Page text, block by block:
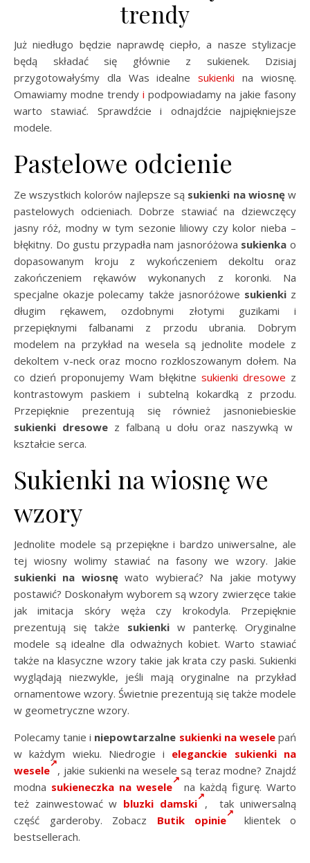
trendy
Już niedługo będzie naprawdę ciepło, a nasze stylizacje
będą składać się głównie z sukienek. Dzisiaj
przygotowałyśmy dla Was idealnesukienki na wiosnę.
Omawiamy modne trendy i podpowiadamy na jakie fasony
warto stawiać. Sprawdźcie i odnajdźcie najpiękniejsze
modele.
Pastelowe odcienie
Ze wszystkich kolorów najlepsze są sukienki na wiosnęw
pastelowych odcieniach. Dobrze stawiać na dziewczęcy
jasny róż, modny w tym sezonie liliowy czy kolor nieba –
błękitny. Do gustu przypadła nam jasnoróżowa sukienka o
dopasowanym kroju z wykończeniem dekoltu oraz
zakończeniem rękawów wykonanych z koronki. Na
specjalne okazje polecamy także jasnoróżowe sukienkiz
długim rękawem, ozdobnymi złotymi guzikami i
przepięknymi falbanami z przodu ubrania. Dobrym
modelem na przykład na wesela są jednolite modele z
dekoltem v-neck oraz mocno rozkloszowanym dołem. Na
co dzień proponujemy Wam błękitne sukienki dresowe z
kontrastowym paskiem i subtelną kokardką z przodu.
Przepięknie prezentują się również jasnoniebieskie
sukienki dresowez falbaną u dołu oraz naszywką w
kształcie serca.
Sukienki na wiosnę we
wzory
Jednolite modele są przepiękne i bardzo uniwersalne, ale
tej wiosny wolimy stawiać na fasony we wzory. Jakie
sukienki na wiosnęwato wybierać? Na jakie motywy
postawić? Doskonałym wyborem są wzory zwierzęce takie
jak imitacja skóry węża czy krokodyla. Przepięknie
prezentują się także sukienki w panterkę. Oryginalne
modele są idealne dla odważnych kobiet. Warto stawiać
także na klasyczne wzory takie jak krata czy paski. Sukienki
wyglądają niezwykle, jeśli mają oryginalne na przykład
ornamentowe wzory. Świetnie prezentują się także modele
w geometryczne wzory.
Polecamy tanie i niepowtarzalne sukienki na weselepań
w każdym wieku. Niedrogie i eleganckie sukienki na
wesele , jakie sukienki na wesele są teraz modne? Znajdź
modna sukieneczka na wesele
na każdą figurę. Warto
też zainwestować w bluzki damski
, tak uniwersalną
część garderoby. Zobacz Butik opinie
klientek o
bestsellerach.